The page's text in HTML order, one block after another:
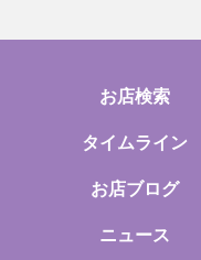
お店検索
タイムライン
お店ブログ
ニュース